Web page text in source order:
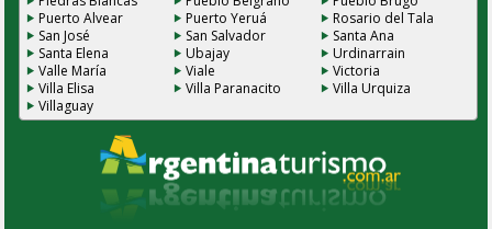
Puerto Alvear
Puerto Yeruá
Rosario del Tala
San José
San Salvador
Santa Ana
Santa Elena
Ubajay
Urdinarrain
Valle María
Viale
Victoria
Villa Elisa
Villa Paranacito
Villa Urquiza
Villaguay